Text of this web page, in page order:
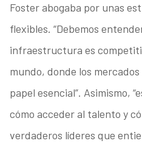
Foster abogaba por unas
flexibles. “Debemos
infraestructura es
mundo, donde los
papel esencial”. Asimismo,
cómo acceder al talento y
verdaderos líderes que